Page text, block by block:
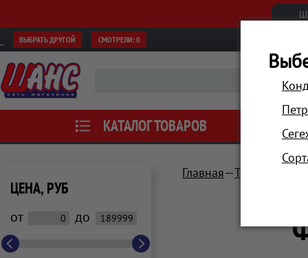
ВЫБРАТЬ ДРУГОЙ СМОТРЕЛИ:0
КАТАЛОГ ТОВАРОВ АКЦИИ
ЦЕНА, РУБ
от до
Главная Техника для